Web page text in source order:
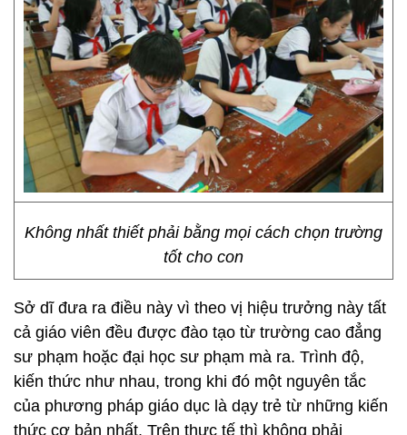
Không nhất thiết phải bằng mọi cách chọn trường
tốt cho con
Sở dĩ đưa ra điều này vì theo vị hiệu trưởng này tất
cả giáo viên đều được đào tạo từ trường cao đẳng
sư phạm hoặc đại học sư phạm mà ra. Trình độ,
kiến thức như nhau, trong khi đó một nguyên tắc
của phương pháp giáo dục là dạy trẻ từ những kiến
thức cơ bản nhất. Trên thực tế thì không phải